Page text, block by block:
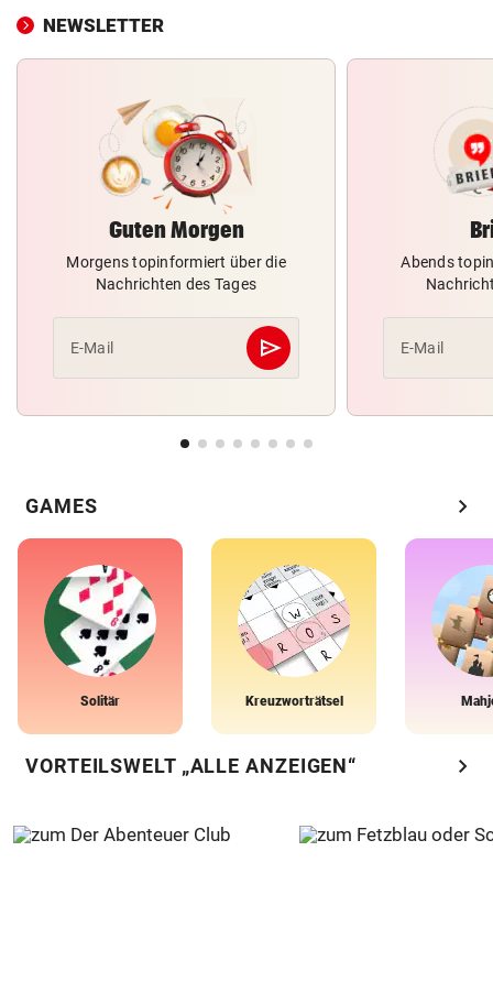
NEWSLETTER
Guten Morgen
Morgens topinformiert über die
Nachrichten des Tages
E-Mail send
Abschicken
Abends
E-Mail
GAMES chevron_right
Solitär Kreuzworträtsel
VORTEILSWELT „ALLE ANZEIGEN“ chevron_right